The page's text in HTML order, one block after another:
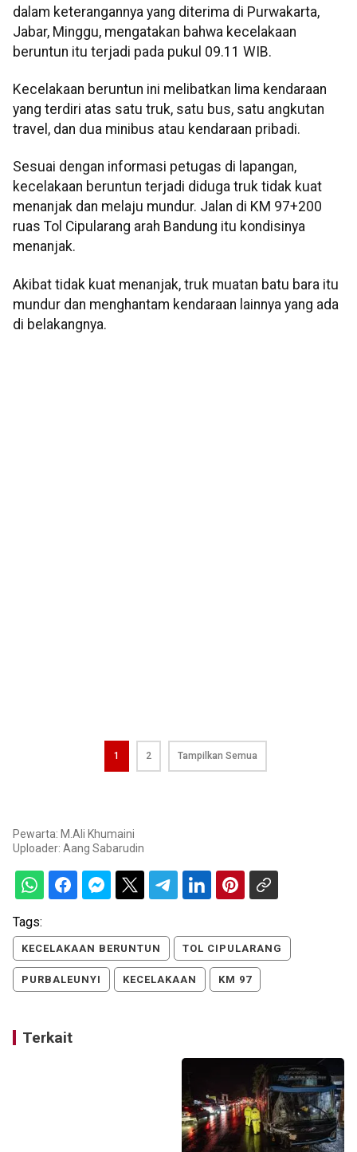
dalam keterangannya yang diterima di Purwakarta,
Jabar, Minggu, mengatakan bahwa kecelakaan
beruntun itu terjadi pada pukul 09.11 WIB.
Kecelakaan beruntun ini melibatkan lima kendaraan
yang terdiri atas satu truk, satu bus, satu angkutan
travel, dan dua minibus atau kendaraan pribadi.
Sesuai dengan informasi petugas di lapangan,
kecelakaan beruntun terjadi diduga truk tidak kuat
menanjak dan melaju mundur. Jalan di KM 97+200
ruas Tol Cipularang arah Bandung itu kondisinya
menanjak.
Akibat tidak kuat menanjak, truk muatan batu bara itu
mundur dan menghantam kendaraan lainnya yang ada
di belakangnya.
1 2 Tampilkan Semua
Pewarta: M.Ali Khumaini
Uploader: Aang Sabarudin
Tags:
KECELAKAAN BERUNTUN TOL CIPULARANG
PURBALEUNYI KECELAKAAN KM 97
Terkait